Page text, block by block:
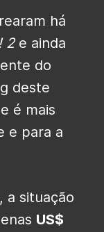
há
2e ainda
do
deste
é mais
e para a
a situação
US$